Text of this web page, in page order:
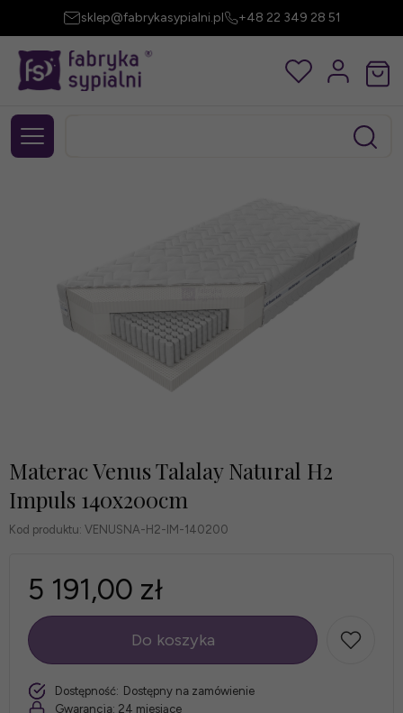
sklep@fabrykasypialni.pl +48 22 349 28 51
Materac Venus Talalay Natural H2
Impuls 140x200cm
Kod produktu: VENUSNA-H2-IM-140200
5 191,00 zł
szt.
Do koszyka
Dostępność: Dostępny na zamówienie
Gwarancja: 24 miesiące